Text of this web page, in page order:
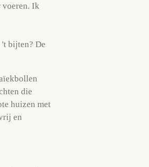
voeren. Ik
bijten? De
die
huizen met
en